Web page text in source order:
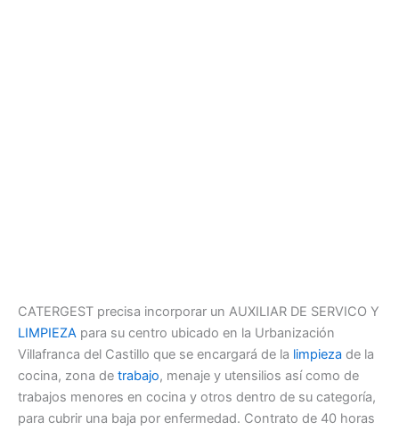
CATERGEST precisa incorporar un AUXILIAR DE SERVICO Y
LIMPIEZA para su centro ubicado en la Urbanización
Villafranca del Castillo que se encargará de la limpieza de la
cocina, zona de trabajo, menaje y utensilios así como de
trabajos menores en cocina y otros dentro de su categoría,
para cubrir una baja por enfermedad. Contrato de 40 horas